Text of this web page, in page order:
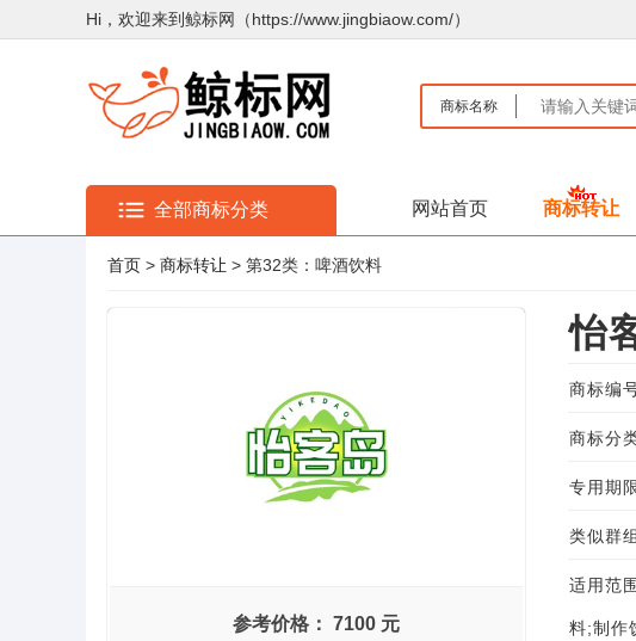
Hi，欢迎来到鲸标网（https://www.jingbiaow.com/）
商标名称
全部商标分类 网站首页 商标转让
首页 > 商标转让 > 第32类：啤酒饮料
参考价格： 7100 元
怡
商标编
商标分
专用期
类似群
适用范
料;制作